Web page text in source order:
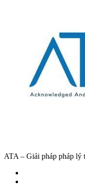
ATA – Giải pháp pháp lý